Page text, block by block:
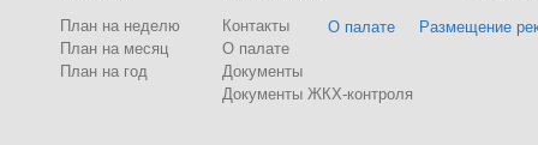
План на неделю
План на месяц
План на год
Контакты
О палате
Документы
Документы ЖКХ-контроля
О палате Размещение